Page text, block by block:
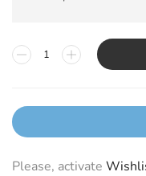
Please, activate